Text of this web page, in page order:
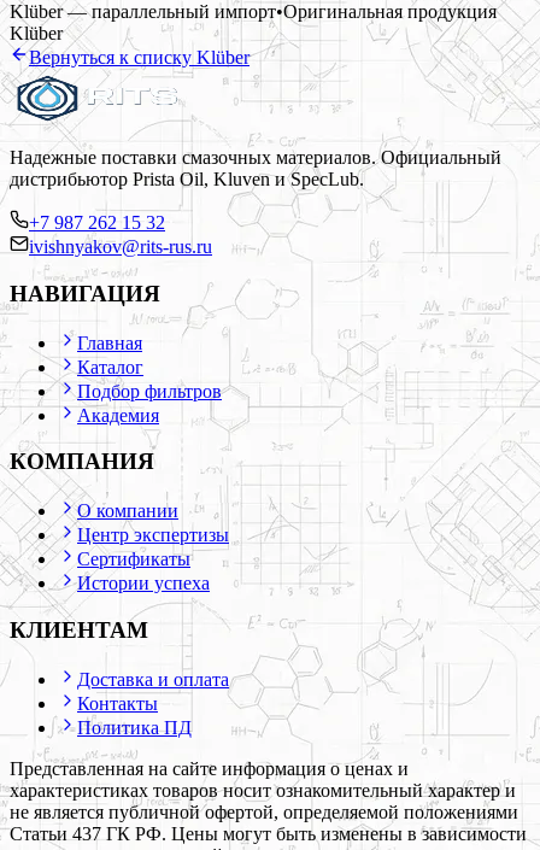
Klüber — параллельный импорт•Оригинальная продукция
Klüber
Вернуться к списку Klüber
Надежные поставки смазочных материалов. Официальный
дистрибьютор Prista Oil, Kluven и SpecLub.
+7 987 262 15 32
ivishnyakov@rits-rus.ru
НАВИГАЦИЯ
Главная
Каталог
Подбор фильтров
Академия
КОМПАНИЯ
О компании
Центр экспертизы
Сертификаты
Истории успеха
КЛИЕНТАМ
Доставка и оплата
Контакты
Политика ПД
Представленная на сайте информация о ценах и
характеристиках товаров носит ознакомительный характер и
не является публичной офертой, определяемой положениями
Статьи 437 ГК РФ. Цены могут быть изменены в зависимости